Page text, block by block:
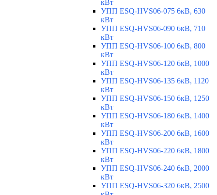
кВт
УПП ESQ-HVS06-075 6кВ, 630
кВт
УПП ESQ-HVS06-090 6кВ, 710
кВт
УПП ESQ-HVS06-100 6кВ, 800
кВт
УПП ESQ-HVS06-120 6кВ, 1000
кВт
УПП ESQ-HVS06-135 6кВ, 1120
кВт
УПП ESQ-HVS06-150 6кВ, 1250
кВт
УПП ESQ-HVS06-180 6кВ, 1400
кВт
УПП ESQ-HVS06-200 6кВ, 1600
кВт
УПП ESQ-HVS06-220 6кВ, 1800
кВт
УПП ESQ-HVS06-240 6кВ, 2000
кВт
УПП ESQ-HVS06-320 6кВ, 2500